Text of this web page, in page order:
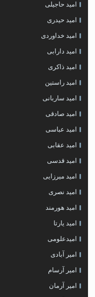
امید حاجیلی
امید حیدری
امید خداوردی
امید دارابی
امید ذاکری
امید راستین
امید ساربانی
امید صادقی
امید عباسی
امید عقابی
امید قدسی
امید میرزایی
امید نصری
امید هورمند
امید یارتا
امیدعلومی
امیر آبادی
امیر آرسام
امیر آرمان